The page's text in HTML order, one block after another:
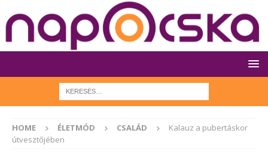
HOME ÉLETMÓD CSALÁD
Kalauz a pubertáskor
útvesztőjében